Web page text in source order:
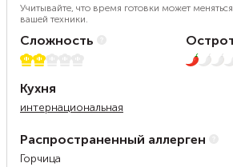
Учитывайте, что время готовки может
вашей техники.
Сложность
2 из 5
1 из 5
Кухня
интернациональная
Распространенный аллерген
Горчица